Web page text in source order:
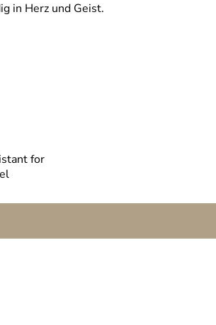
for
in Herz und Geist.